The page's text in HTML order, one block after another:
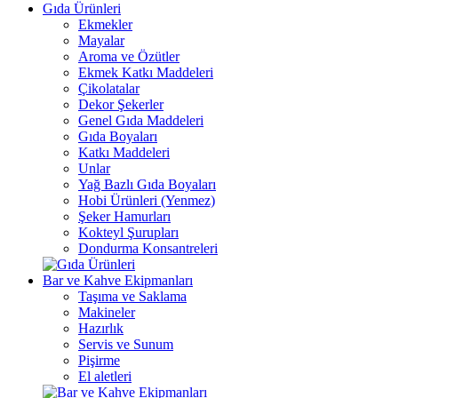
Gıda Ürünleri
Ekmekler
Mayalar
Aroma ve Özütler
Ekmek Katkı Maddeleri
Çikolatalar
Dekor Şekerler
Genel Gıda Maddeleri
Gıda Boyaları
Katkı Maddeleri
Unlar
Yağ Bazlı Gıda Boyaları
Hobi Ürünleri (Yenmez)
Şeker Hamurları
Kokteyl Şurupları
Dondurma Konsantreleri
Bar ve Kahve Ekipmanları
Taşıma ve Saklama
Makineler
Hazırlık
Servis ve Sunum
Pişirme
El aletleri